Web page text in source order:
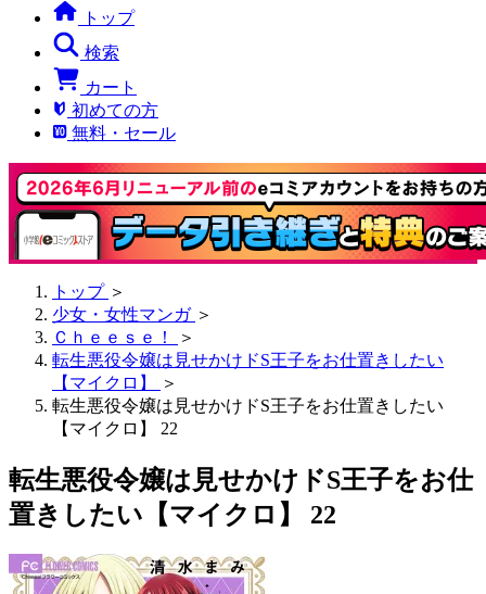
トップ
検索
カート
初めての方
無料・セール
トップ ＞
少女・女性マンガ ＞
Ｃｈｅｅｓｅ！
＞
転生悪役令嬢は見せかけドS王子をお仕置きしたい
【マイクロ】
＞
転生悪役令嬢は見せかけドS王子をお仕置きしたい
【マイクロ】 22
転生悪役令嬢は見せかけドS王子をお仕
置きしたい【マイクロ】 22